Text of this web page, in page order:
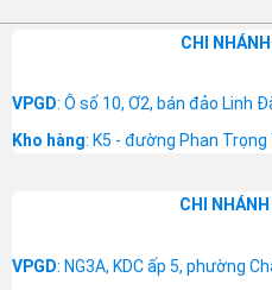
CHI
VPGD: Ô số 10, Ơ2, bán đảo Linh
Kho hàng: K5 - đường Phan
CHI
VPGD: NG3A, KDC ấp 5, phường